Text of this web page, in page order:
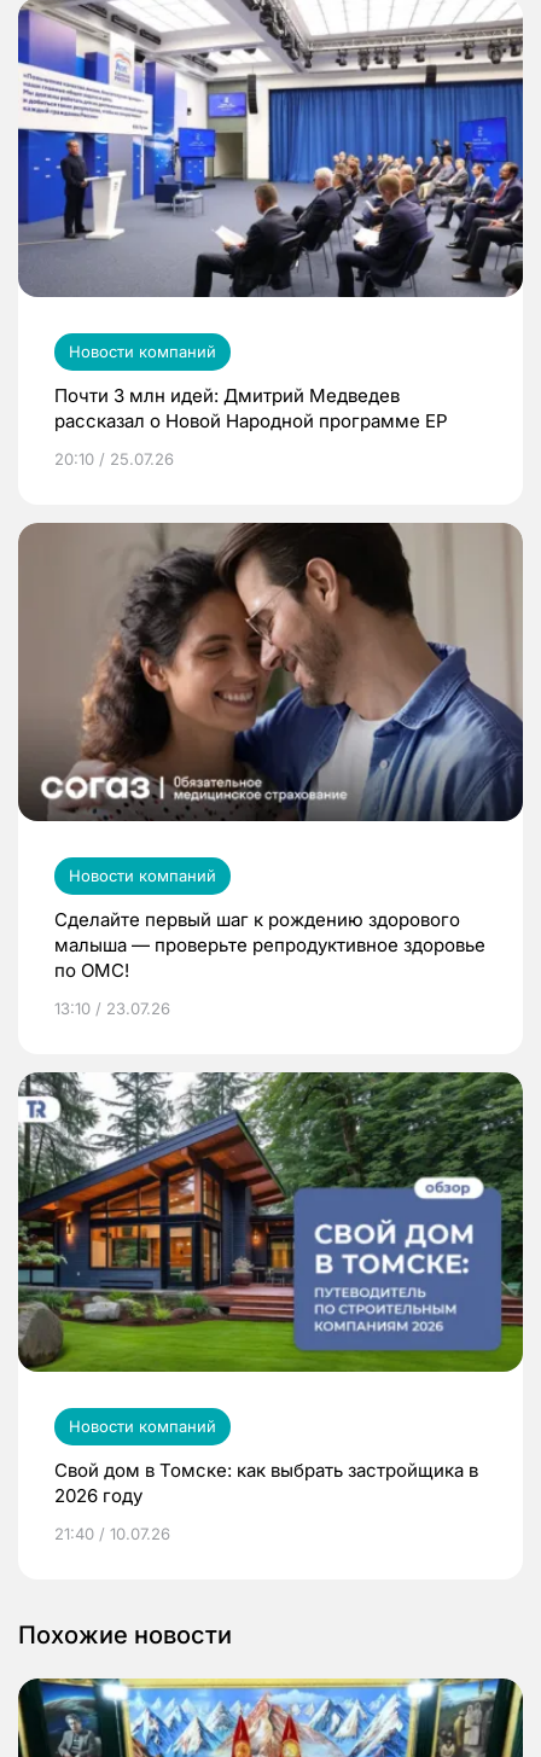
Новости компаний
Почти 3 млн идей: Дмитрий Медведев
рассказал о Новой Народной программе ЕР
20:10 / 25.07.26
Новости компаний
Сделайте первый шаг к рождению здорового
малыша — проверьте репродуктивное здоровье
по ОМС!
13:10 / 23.07.26
Новости компаний
Свой дом в Томске: как выбрать застройщика в
2026 году
21:40 / 10.07.26
Похожие новости